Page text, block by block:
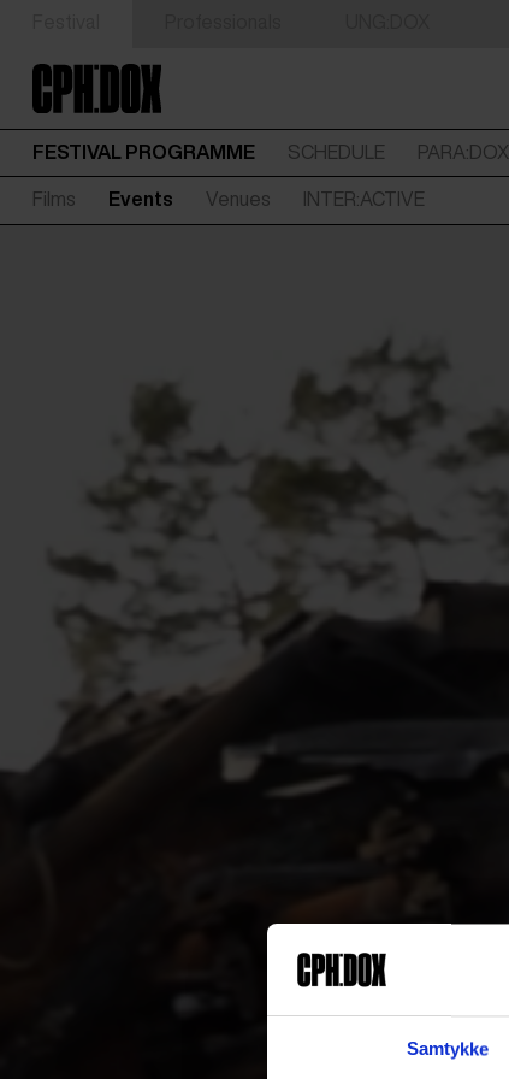
Samtykke
FESTIVAL PROGRAMME SCHEDULE PARA:DOX
Films Events Venues INTER:ACTIVE